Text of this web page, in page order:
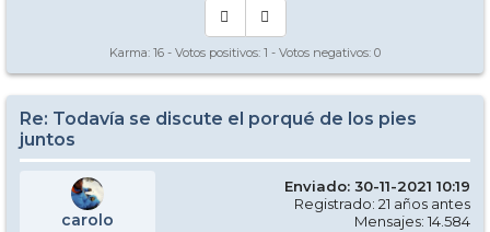
Karma: 16 - Votos positivos: 1 - Votos negativos: 0
Re: Todavía se discute el porqué de los pies
juntos
carolo
Enviado: 30-11-2021 10:19
Registrado: 21 años antes
Mensajes: 14.584